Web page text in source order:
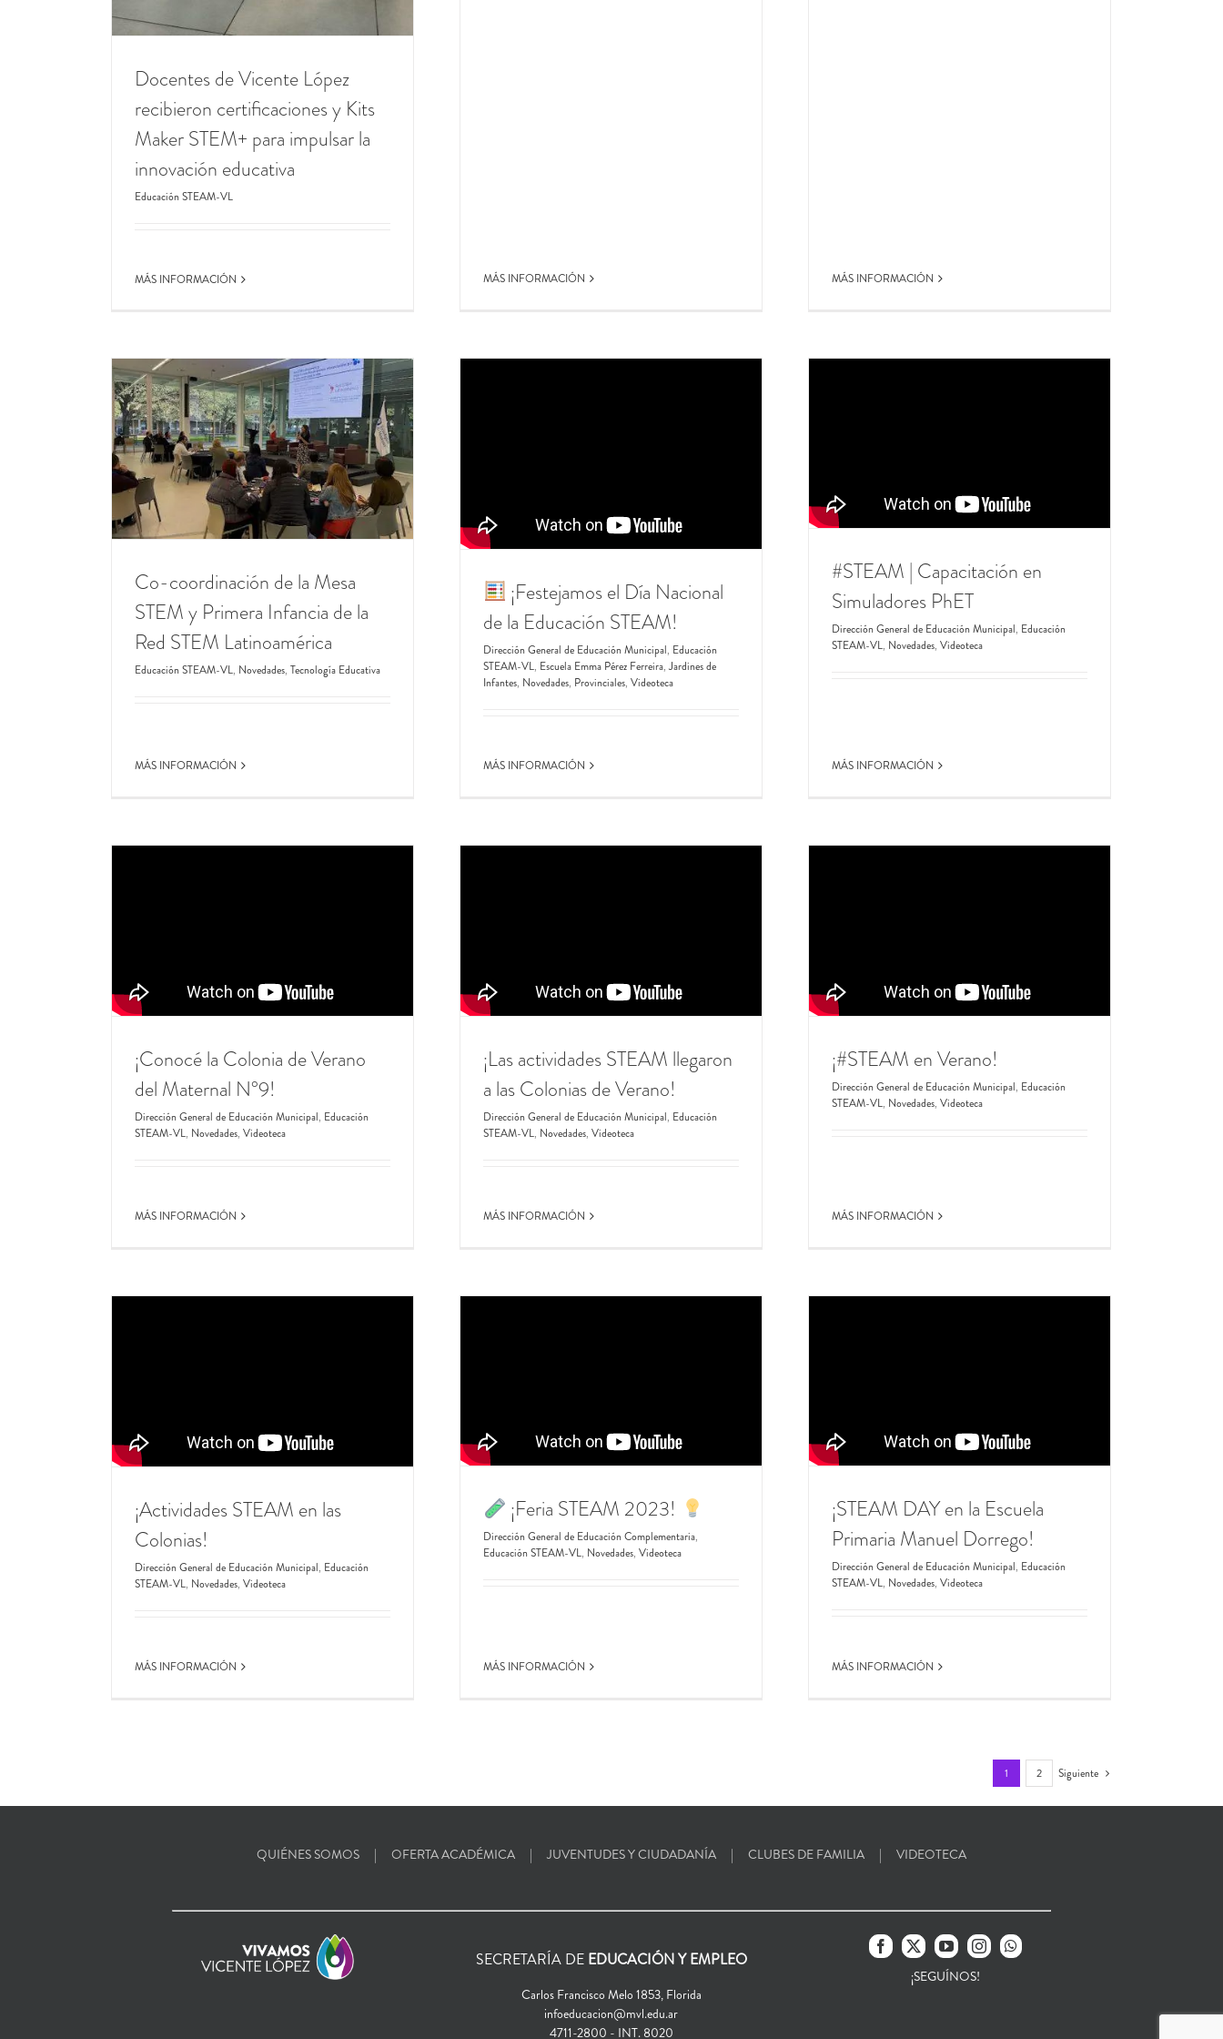
Docentes de Vicente López
recibieron certificaciones y Kits
Maker STEM+ para impulsar la
innovación educativa
Educación STEAM-VL
MÁS INFORMACIÓN MÁS INFORMACIÓN MÁS INFORMACIÓN
Co-coordinación de la Mesa
STEM y Primera Infancia de la
Red STEM Latinoamérica
Educación STEAM-VL, Novedades, Tecnología Educativa
MÁS INFORMACIÓN
¡Festejamos el Día Nacional
de la Educación STEAM!
Dirección General de Educación Municipal, Educación
STEAM-VL, Escuela Emma Pérez Ferreira, Jardines de
Infantes, Novedades, Provinciales, Videoteca
MÁS INFORMACIÓN
#STEAM | Capacitación en
Simuladores PhET
Dirección General de Educación Municipal, Educación
STEAM-VL, Novedades, Videoteca
MÁS INFORMACIÓN
¡Conocé la Colonia de Verano
del Maternal N°9!
Dirección General de Educación Municipal, Educación
STEAM-VL, Novedades, Videoteca
MÁS INFORMACIÓN
¡Las actividades STEAM llegaron
a las Colonias de Verano!
Dirección General de Educación Municipal, Educación
STEAM-VL, Novedades, Videoteca
MÁS INFORMACIÓN
¡#STEAM en Verano!
Dirección General de Educación Municipal, Educación
STEAM-VL, Novedades, Videoteca
MÁS INFORMACIÓN
¡Actividades STEAM en las
Colonias!
Dirección General de Educación Municipal, Educación
STEAM-VL, Novedades, Videoteca
MÁS INFORMACIÓN
​¡Feria STEAM 2023! ​
Dirección General de Educación Complementaria,
Educación STEAM-VL, Novedades, Videoteca
MÁS INFORMACIÓN
¡STEAM DAY en la Escuela
Primaria Manuel Dorrego!
Dirección General de Educación Municipal, Educación
STEAM-VL, Novedades, Videoteca
MÁS INFORMACIÓN
1 2 Siguiente
QUIÉNES SOMOS OFERTA ACADÉMICA JUVENTUDES Y CIUDADANÍA CLUBES DE FAMILIA VIDEOTECA
SECRETARÍA DE EDUCACIÓN Y EMPLEO
Carlos Francisco Melo 1853, Florida
infoeducacion@mvl.edu.ar
4711-2800 - INT. 8020
¡SEGUÍNOS!